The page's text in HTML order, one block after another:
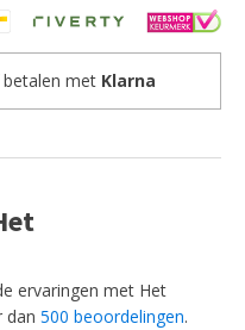
met Klarna
ervaringen met Het
dan 500 beoordelingen.